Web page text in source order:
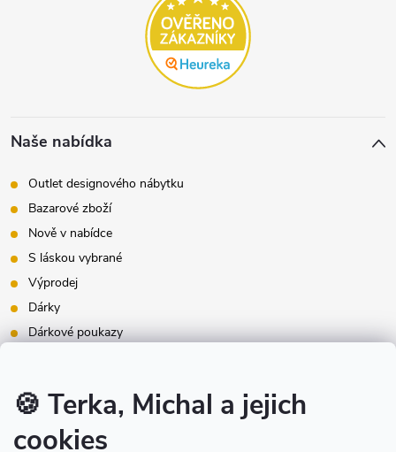
🍪 Terka, Michal a jejich
cookies
Naše nabídka
Outlet designového nábytku
Bazarové zboží
Nově v nabídce
S láskou vybrané
Výprodej
Dárky
Dárkové poukazy
Instagram